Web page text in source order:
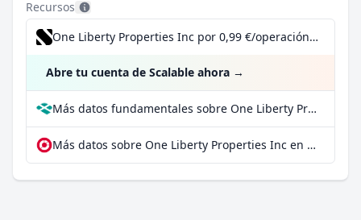
Recursos
One Liberty Properties Inc por 0,99 €/operación, incluido el Dividend Reinvestment Plan
Abre tu cuenta de Scalable ahora →
Más datos fundamentales sobre One Liberty Properties Inc en Parqet
Más datos sobre One Liberty Properties Inc en extraETF